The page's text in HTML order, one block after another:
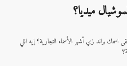
ميديا؟
براند زي أشهر الأسماء التجارية؟ إيه اللي